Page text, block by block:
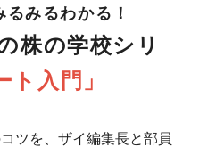
るみるわかる！
株の学校シリ
ト入門」
ツを、ザイ編集長と部員